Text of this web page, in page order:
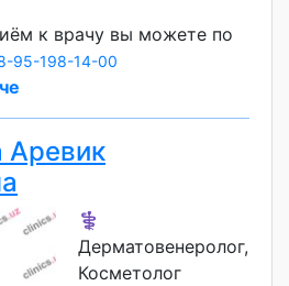
к врачу вы можете по
95-198-14-00
⚕️
Дерматовенеролог,
Косметолог